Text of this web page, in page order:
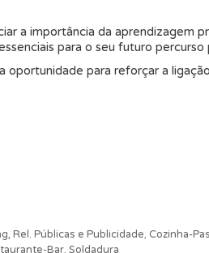
a importância da aprendizagem
para o seu futuro percurso
oportunidade para reforçar a
Rel. Públicas e Publicidade, Cozinha-
Bar, Soldadura